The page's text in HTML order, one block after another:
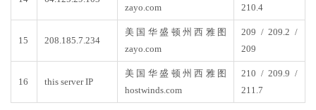
zayo.com
210.4
15 208.185.7.234
美国华盛顿州西雅图
zayo.com
209 / 209.2 /
209
16 this server IP
美国华盛顿州西雅图
hostwinds.com
210 / 209.9 /
211.7